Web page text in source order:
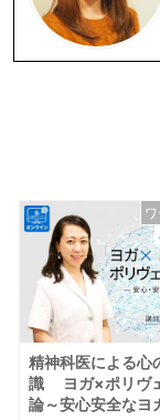
精神科医による心
識 ヨガ×ポリヴ
論～安心安全なヨ